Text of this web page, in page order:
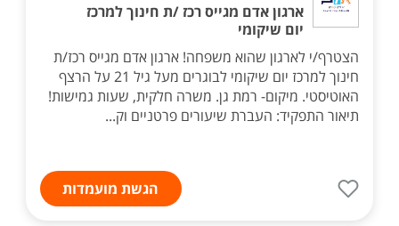
ארגון אדם מגייס רכז /ת חינוך למרכז
יום שיקומי
הצטרף/י לארגון שהוא משפחה! ארגון אדם מגייס רכז/ת
חינוך למרכז יום שיקומי לבוגרים מעל גיל 21 על הרצף
האוטיסטי. מיקום- רמת גן. משרה חלקית, שעות גמישות!
תיאור התפקיד: העברת שיעורים פרטניים וק...
הגשת מועמדות